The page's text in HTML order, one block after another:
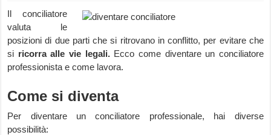
Il conciliatore
valuta le
posizioni di due parti che si ritrovano in conflitto, per evitare che
si ricorra alle vie legali.Ecco come diventare un conciliatore
professionista e come lavora.
Come si diventa
Per diventare un conciliatore professionale, hai diverse
possibilità: